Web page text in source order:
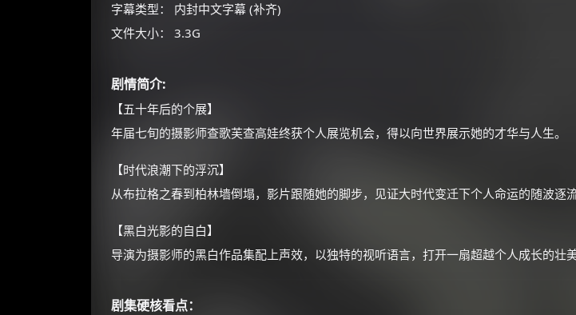
字幕类型： 内封中文字幕 (补齐)
文件大小： 3.3G
剧情简介:
【五十年后的个展】
年届七旬的摄影师查歌芙查高娃终获个人展览机会，得以向世界展示她的才华与人生。
【时代浪潮下的浮沉】
从布拉格之春到柏林墙倒塌，影片跟随她的脚步，见证大时代变迁下个人命运的随波逐流
【黑白光影的自白】
导演为摄影师的黑白作品集配上声效，以独特的视听语言，打开一扇超越个人成长的壮美
剧集硬核看点：